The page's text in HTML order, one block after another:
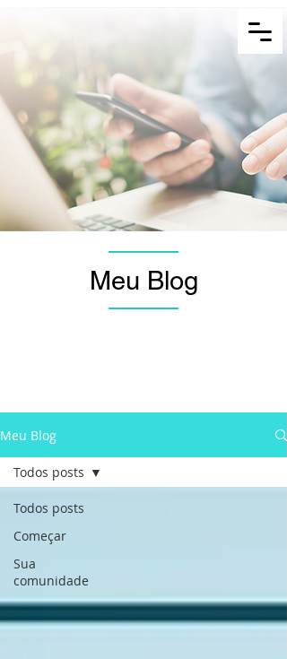
Menu
Converse por Whatsapp
Meu Blog
Meu Blog
Todos posts
Começar
Sua
comunidade
Todos posts